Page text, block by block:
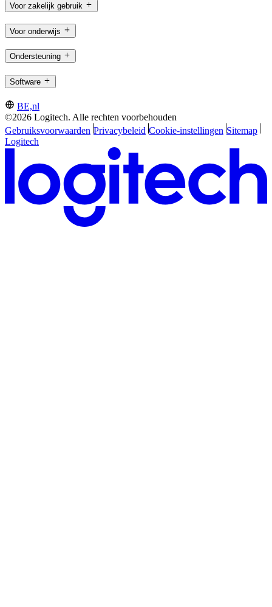
Voor zakelijk gebruik
Voor onderwijs
Ondersteuning
Software
BE,nl
©2026 Logitech. Alle rechten voorbehouden
Gebruiksvoorwaarden Privacybeleid Cookie-instellingen Sitemap
Logitech